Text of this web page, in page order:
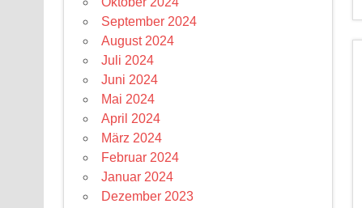
September 2024
August 2024
Juli 2024
Juni 2024
Mai 2024
April 2024
März 2024
Februar 2024
Januar 2024
Dezember 2023